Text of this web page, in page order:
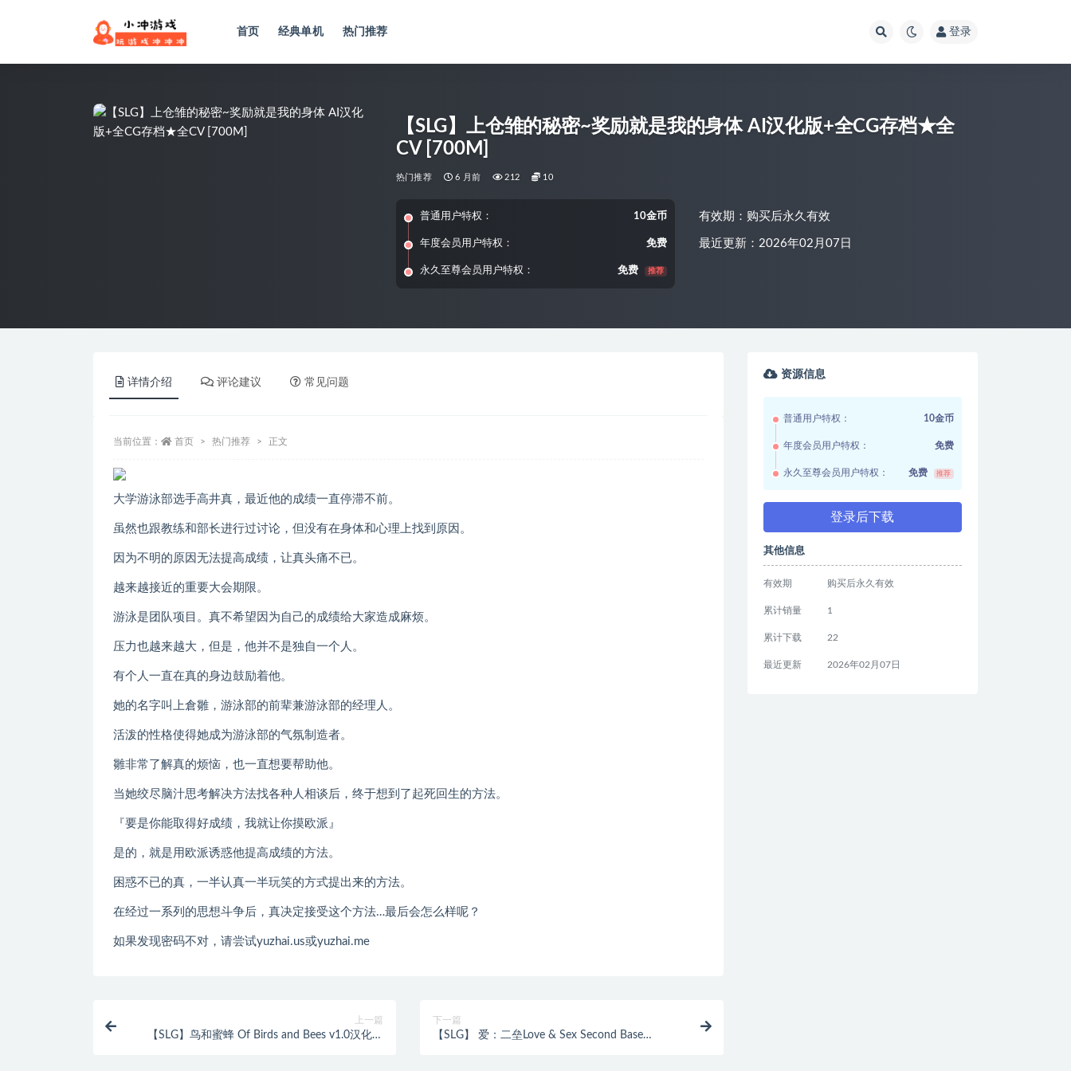
首页 经典单机 热门推荐 登录
【SLG】上仓雏的秘密~奖励就是我的身体 AI汉化版+全CG存档★全
CV [700M]
热门推荐 6 月前 212 10
普通用户特权： 10金币
年度会员用户特权： 免费
永久至尊会员用户特权： 免费 推荐
有效期：购买后永久有效
最近更新：2026年02月07日
详情介绍 评论建议 常见问题
当前位置： 首页 热门推荐 正文
大学游泳部选手高井真，最近他的成绩一直停滞不前。
虽然也跟教练和部长进行过讨论，但没有在身体和心理上找到原因。
因为不明的原因无法提高成绩，让真头痛不已。
越来越接近的重要大会期限。
游泳是团队项目。真不希望因为自己的成绩给大家造成麻烦。
压力也越来越大，但是，他并不是独自一个人。
有个人一直在真的身边鼓励着他。
她的名字叫上倉雛，游泳部的前辈兼游泳部的经理人。
活泼的性格使得她成为游泳部的气氛制造者。
雛非常了解真的烦恼，也一直想要帮助他。
当她绞尽脑汁思考解决方法找各种人相谈后，终于想到了起死回生的方法。
『要是你能取得好成绩，我就让你摸欧派』
是的，就是用欧派诱惑他提高成绩的方法。
困惑不已的真，一半认真一半玩笑的方式提出来的方法。
在经过一系列的思想斗争后，真决定接受这个方法…最后会怎么样呢？
如果发现密码不对，请尝试yuzhai.us或yuzhai.me
上一篇
【SLG】鸟和蜜蜂 Of Birds and Bees v1.0汉化版
下一篇
【SLG】 爱：二垒Love & Sex Second Base
资源信息
普通用户特权： 10金币
年度会员用户特权： 免费
永久至尊会员用户特权： 免费 推荐
登录后下载
其他信息
有效期 购买后永久有效
累计销量 1
累计下载 22
最近更新 2026年02月07日